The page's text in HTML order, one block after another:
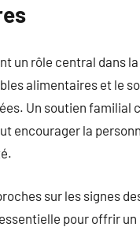
un rôle central dans
alimentaires et le
Un soutien familial
encourager la
sur les signes
pour offrir un